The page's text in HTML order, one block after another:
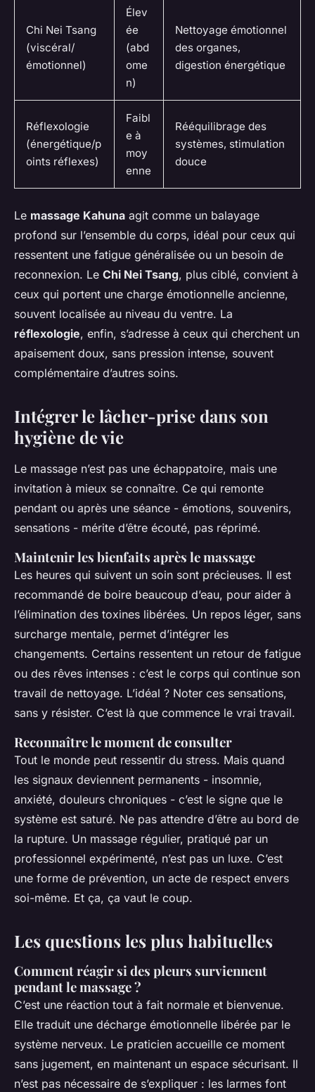
Chi Nei Tsang
(viscéral/
émotionnel)
Élev
ée
(abd
ome
n)
Nettoyage émotionnel
des organes,
digestion énergétique
Réflexologie
(énergétique/p
oints réflexes)
Faibl
e à
moy
enne
Rééquilibrage des
systèmes, stimulation
douce
Le massage Kahuna agit comme un balayage
profond sur l’ensemble du corps, idéal pour ceux qui
ressentent une fatigue généralisée ou un besoin de
reconnexion. Le Chi Nei Tsang, plus ciblé, convient à
ceux qui portent une charge émotionnelle ancienne,
souvent localisée au niveau du ventre. La
réflexologie, enfin, s’adresse à ceux qui cherchent un
apaisement doux, sans pression intense, souvent
complémentaire d’autres soins.
Intégrer le lâcher-prise dans son
hygiène de vie
Le massage n’est pas une échappatoire, mais une
invitation à mieux se connaître. Ce qui remonte
pendant ou après une séance - émotions, souvenirs,
sensations - mérite d’être écouté, pas réprimé.
Maintenir les bienfaits après le massage
Les heures qui suivent un soin sont précieuses. Il est
recommandé de boire beaucoup d’eau, pour aider à
l’élimination des toxines libérées. Un repos léger, sans
surcharge mentale, permet d’intégrer les
changements. Certains ressentent un retour de fatigue
ou des rêves intenses : c’est le corps qui continue son
travail de nettoyage. L’idéal ? Noter ces sensations,
sans y résister. C’est là que commence le vrai travail.
Reconnaître le moment de consulter
Tout le monde peut ressentir du stress. Mais quand
les signaux deviennent permanents - insomnie,
anxiété, douleurs chroniques - c’est le signe que le
système est saturé. Ne pas attendre d’être au bord de
la rupture. Un massage régulier, pratiqué par un
professionnel expérimenté, n’est pas un luxe. C’est
une forme de prévention, un acte de respect envers
soi-même. Et ça, ça vaut le coup.
Les questions les plus habituelles
Comment réagir si des pleurs surviennent
pendant le massage ?
C’est une réaction tout à fait normale et bienvenue.
Elle traduit une décharge émotionnelle libérée par le
système nerveux. Le praticien accueille ce moment
sans jugement, en maintenant un espace sécurisant. Il
n’est pas nécessaire de s’expliquer : les larmes font